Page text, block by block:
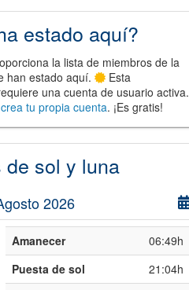
estado aquí?
la lista de miembros de la
han estado aquí.
Esta
una cuenta de usuario activa.
crea tu propia cuenta. ¡Es gratis!
de sol y luna
2026
Amanecer
06:49h
Puesta de sol
21:04h